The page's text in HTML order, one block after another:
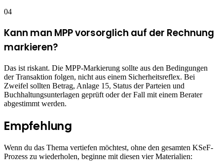
04
Kann man MPP vorsorglich auf der Rechnung
markieren?
Das ist riskant. Die MPP-Markierung sollte aus den Bedingungen
der Transaktion folgen, nicht aus einem Sicherheitsreflex. Bei
Zweifel sollten Betrag, Anlage 15, Status der Parteien und
Buchhaltungsunterlagen geprüft oder der Fall mit einem Berater
abgestimmt werden.
Empfehlung
Wenn du das Thema vertiefen möchtest, ohne den gesamten KSeF-
Prozess zu wiederholen, beginne mit diesen vier Materialien: